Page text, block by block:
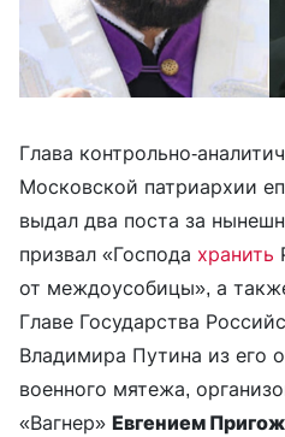
Глава контрольно-
Московской патриархии
выдал два поста за
призвал «Господа хранить
от междоусобицы», а
Главе Государства
Владимира Путина из его
военного мятежа,
«Вагнер» Евгением